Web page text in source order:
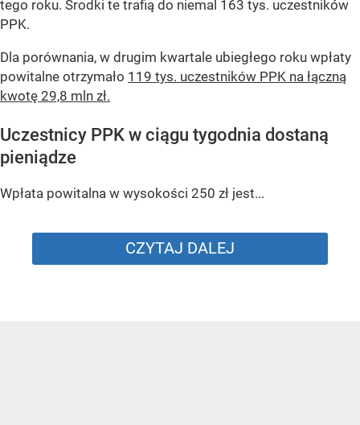
tego roku. Środki te trafią do niemal 163 tys. uczestników
PPK.
Dla porównania, w drugim kwartale ubiegłego roku wpłaty
powitalne otrzymało 119 tys. uczestników PPK na łączną
kwotę 29,8 mln zł.
Uczestnicy PPK w ciągu tygodnia dostaną
pieniądze
Wpłata powitalna w wysokości 250 zł jest...
CZYTAJ DALEJ